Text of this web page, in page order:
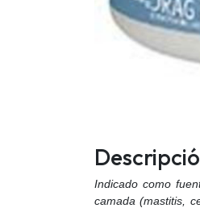
Indicado como
camada (mastitis,